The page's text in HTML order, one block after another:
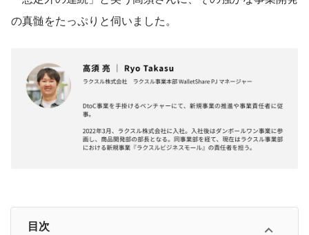
の真髄をたっぷりと伺いました。
目次